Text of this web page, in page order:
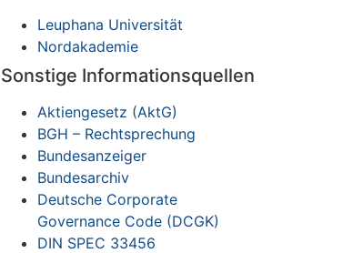
Leuphana Universität
Nordakademie
Sonstige Informationsquellen
Aktiengesetz (AktG)
BGH – Rechtsprechung
Bundesanzeiger
Bundesarchiv
Deutsche Corporate
Governance Code (DCGK)
DIN SPEC 33456